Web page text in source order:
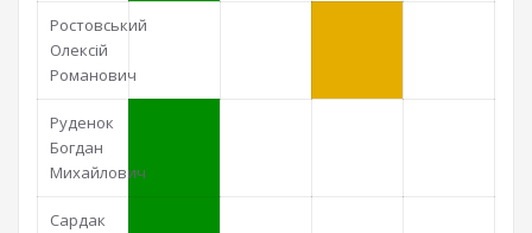
Ростовський
Олексій
Романович
Руденок
Богдан
Михайлович
Сардак